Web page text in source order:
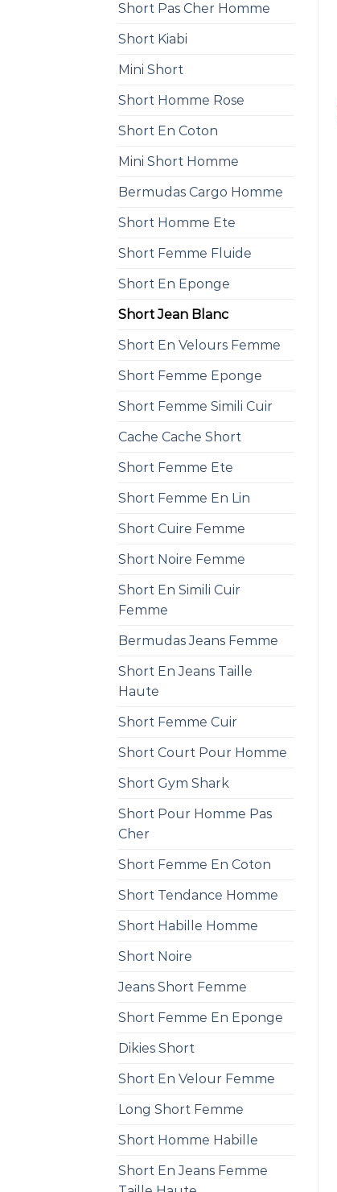
Short Pas Cher Homme
Short Kiabi
Mini Short
Short Homme Rose
Short En Coton
Mini Short Homme
Bermudas Cargo Homme
Short Homme Ete
Short Femme Fluide
Short En Eponge
Short Jean Blanc
Short En Velours Femme
Short Femme Eponge
Short Femme Simili Cuir
Cache Cache Short
Short Femme Ete
Short Femme En Lin
Short Cuire Femme
Short Noire Femme
Short En Simili Cuir
Femme
Bermudas Jeans Femme
Short En Jeans Taille
Haute
Short Femme Cuir
Short Court Pour Homme
Short Gym Shark
Short Pour Homme Pas
Cher
Short Femme En Coton
Short Tendance Homme
Short Habille Homme
Short Noire
Jeans Short Femme
Short Femme En Eponge
Dikies Short
Short En Velour Femme
Long Short Femme
Short Homme Habille
Short En Jeans Femme